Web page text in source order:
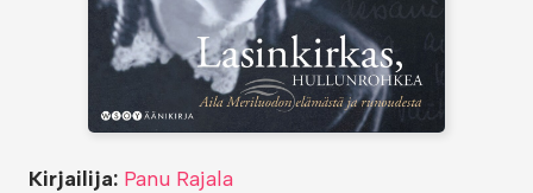
Kirjailija: Panu Rajala